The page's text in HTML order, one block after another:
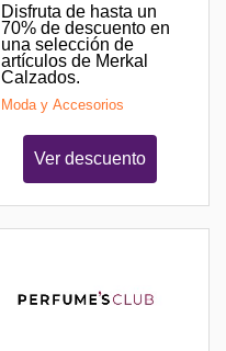
Disfruta de hasta un
70% de descuento en
una selección de
artículos de Merkal
Calzados.
Moda y Accesorios
Ver descuento